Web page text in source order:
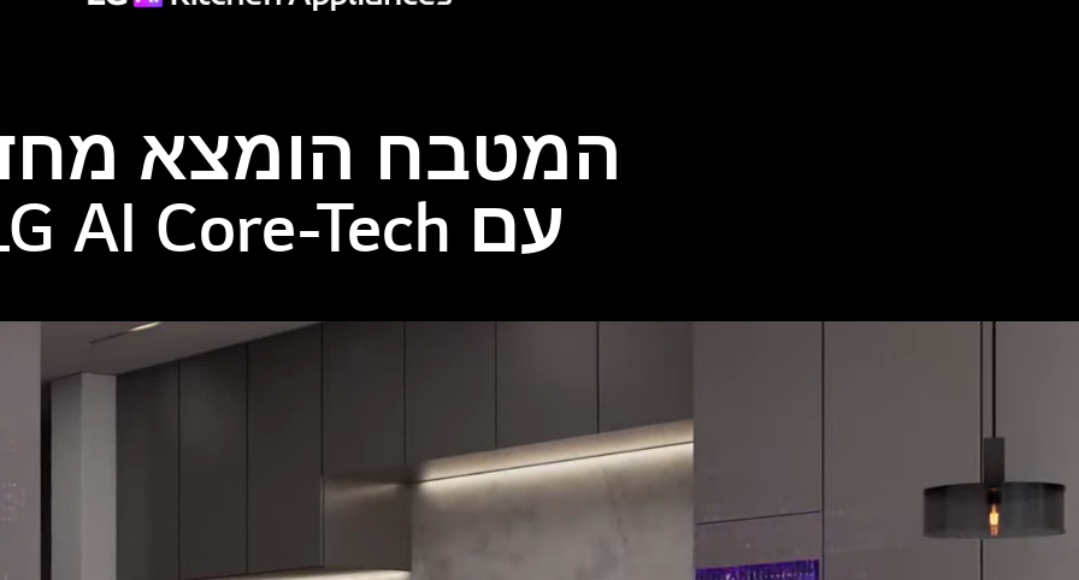
המטבח הומצא
עם LG AI Core-Tech